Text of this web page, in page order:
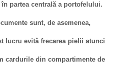
partea centrală a portofelului.
sunt, de asemenea,
lucru evită frecarea pielii atunci
cardurile din compartimente de